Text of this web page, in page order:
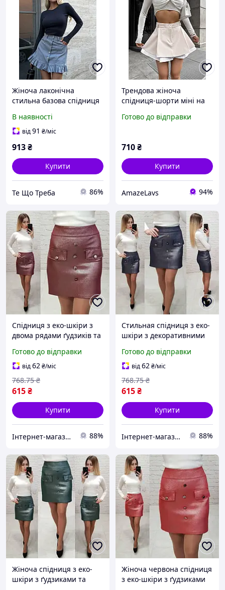
Жіноча лаконічна
стильна базова спідниця
сірого кольору 42-44 46-
48
В наявності
від91 ₴/міс
913₴
Купити
Те Що Треба 86%
Трендова жіноча
спідниця-шорти міні на
високою талією чорна
Готово до відправки
710₴
Купити
AmazeLavs 94%
Спідниця з еко-шкіри з
двома рядами ґудзиків та
арт 321 марсала
Готово до відправки
від62₴/міс
615₴
768.75 ₴
Купити
Інтернет-магазин Min Price 88%
Стильная спідниця з еко-
шкіри з декоративними
кишенями, висока талія
Готово до відправки
від62₴/міс
615₴
768.75 ₴
Купити
Інтернет-магазин Min Price 88%
Жіноча спідниця з еко-
шкіри з ґудзиками та
Жіноча червона спідниця
з еко-шкіри з ґудзиками